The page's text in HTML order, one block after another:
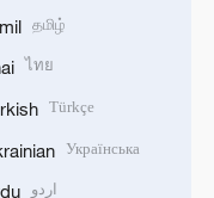
தமிழ்
ไทย
Türkçe
Українська
اردو